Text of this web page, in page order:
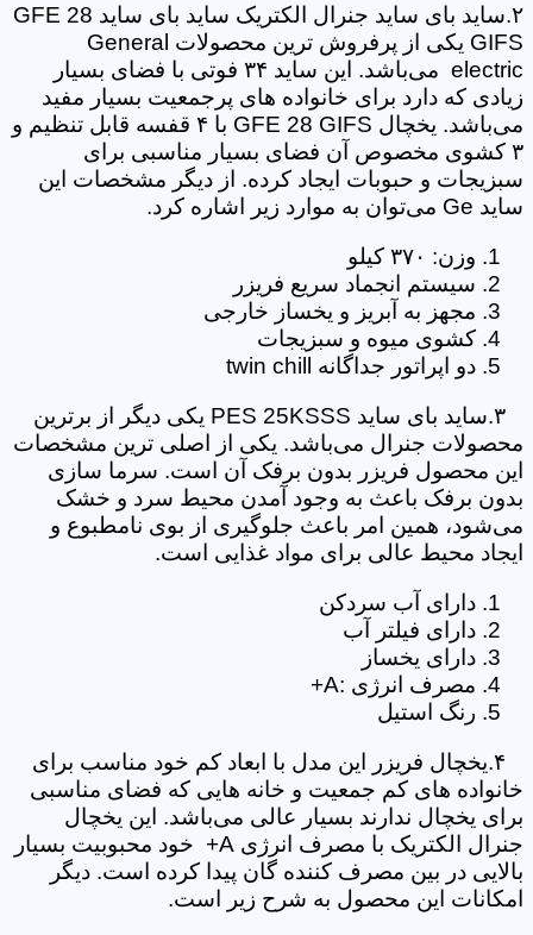
۲.ساید بای ساید جنرال الکتریک ساید بای ساید GFE 28
GIFS یکی از پرفروش ترین محصولات General
electric می‌باشد. این ساید ۳۴ فوتی با فضای بسیار
زیادی که دارد برای خانواده های پرجمعیت بسیار مفید
می‌باشد. یخچال GFE 28 GIFS با ۴ قفسه قابل تنظیم و
۳ کشوی مخصوص آن فضای بسیار مناسبی برای
سبزیجات و حبوبات ایجاد کرده. از دیگر مشخصات این
ساید Ge می‌توان به موارد زیر اشاره کرد.
وزن: ۳۷۰ کیلو
سیستم انجماد سریع فریزر
مجهز به آبریز و یخساز خارجی
کشوی میوه و سبزیجات
دو اپراتور جداگانه twin chill
۳.ساید بای ساید PES 25KSSS یکی دیگر از برترین
محصولات جنرال می‌باشد. یکی از اصلی ترین مشخصات
این محصول فریزر بدون برفک آن است. سرما سازی
بدون برفک باعث به وجود آمدن محیط سرد و خشک
می‌شود، همین امر باعث جلوگیری از بوی نامطبوع و
ایجاد محیط عالی برای مواد غذایی است.
دارای آب سردکن
دارای فیلتر آب
دارای یخساز
مصرف انرژی :A+
رنگ استیل
۴.یخچال فریزر این مدل با ابعاد کم خود مناسب برای
خانواده های کم جمعیت و خانه هایی که فضای مناسبی
برای یخچال ندارند بسیار عالی می‌باشد. این یخچال
جنرال الکتریک با مصرف انرژی A+ خود محبوبیت بسیار
بالایی در بین مصرف کننده گان پیدا کرده است. دیگر
امکانات این محصول به شرح زیر است.